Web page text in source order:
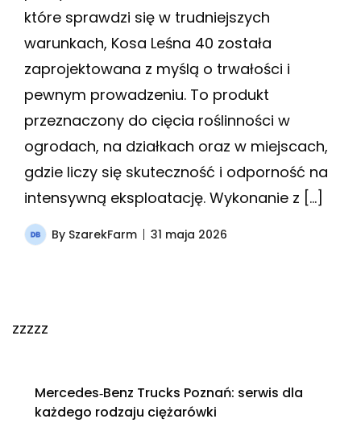
które sprawdzi się w trudniejszych
warunkach, Kosa Leśna 40 została
zaprojektowana z myślą o trwałości i
pewnym prowadzeniu. To produkt
przeznaczony do cięcia roślinności w
ogrodach, na działkach oraz w miejscach,
gdzie liczy się skuteczność i odporność na
intensywną eksploatację. Wykonanie z […]
By SzarekFarm 31 maja 2026
zzzzz
Mercedes‑Benz Trucks Poznań: serwis dla
każdego rodzaju ciężarówki